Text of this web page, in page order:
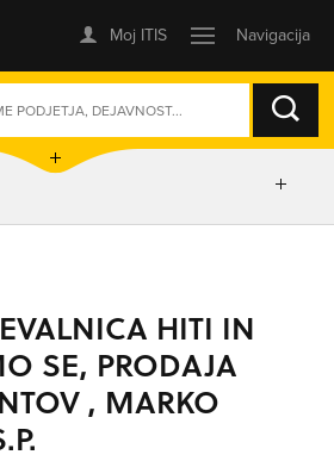
ISKANJE
HITI IN
SE, PRODAJA
, MARKO